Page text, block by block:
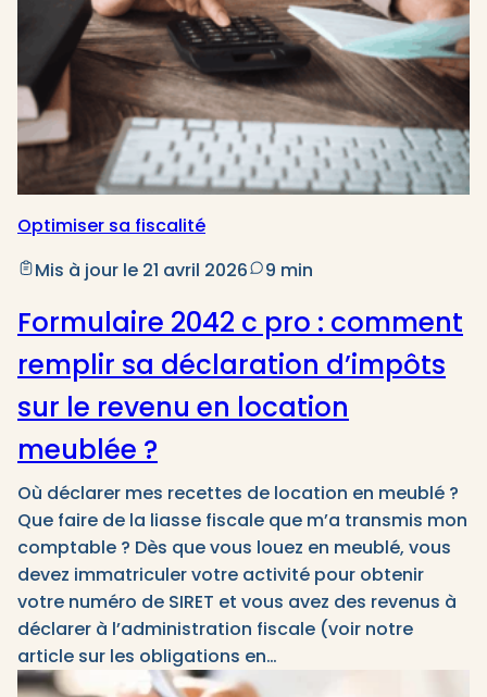
Optimiser sa fiscalité
Mis à jour le 21 avril 2026
9 min
Formulaire 2042 c pro : comment
remplir sa déclaration d’impôts
sur le revenu en location
meublée ?
Où déclarer mes recettes de location en meublé ?
Que faire de la liasse fiscale que m’a transmis mon
comptable ? Dès que vous louez en meublé, vous
devez immatriculer votre activité pour obtenir
votre numéro de SIRET et vous avez des revenus à
déclarer à l’administration fiscale (voir notre
article sur les obligations en…